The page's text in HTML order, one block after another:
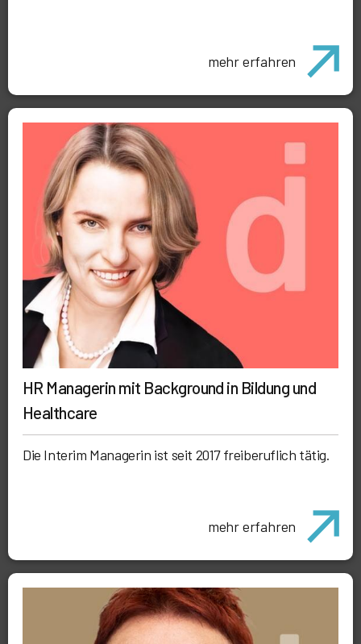
mehr erfahren
HR Managerin mit Background in Bildung und
Healthcare
Die Interim Managerin ist seit 2017 freiberuflich tätig.
mehr erfahren